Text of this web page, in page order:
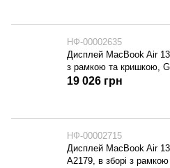
НФ-00002635
Дисплей MacBook Air
з рамкою та кришкою,
19 026 грн
НФ-00002715
Дисплей MacBook Air
A2179, в зборі з